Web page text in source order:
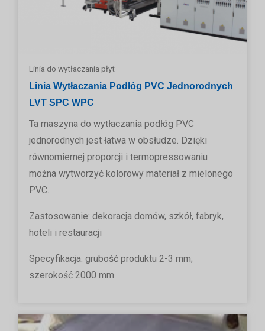
Linia do wytłaczania płyt
Linia Wytłaczania Podłóg PVC Jednorodnych
LVT SPC WPC
Ta maszyna do wytłaczania podłóg PVC
jednorodnych jest łatwa w obsłudze. Dzięki
równomiernej proporcji i termopressowaniu
można wytworzyć kolorowy materiał z mielonego
PVC.
Zastosowanie: dekoracja domów, szkół, fabryk,
hoteli i restauracji
Specyfikacja: grubość produktu 2-3 mm;
szerokość 2000 mm